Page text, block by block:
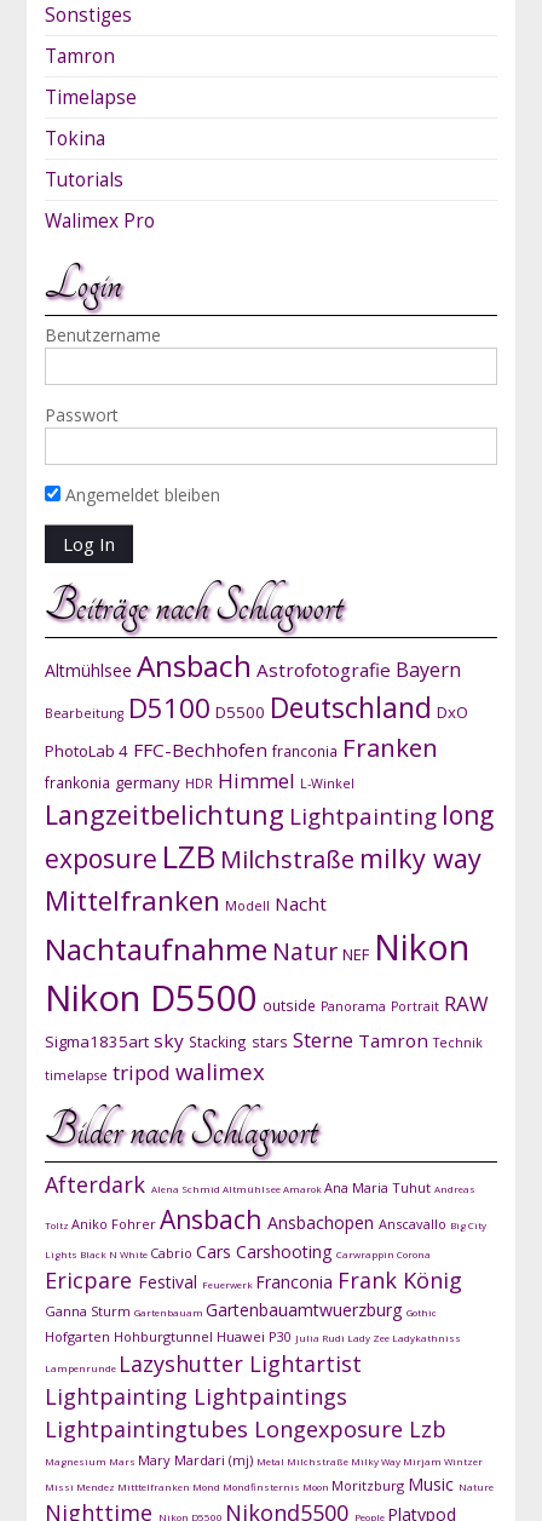
Sonstiges
Tamron
Timelapse
Tokina
Tutorials
Walimex Pro
Login
Benutzername
Passwort
Angemeldet bleiben
Beiträge nach Schlagwort
Altmühlsee Ansbach Astrofotografie Bayern
Bearbeitung D5100 D5500 Deutschland DxO
PhotoLab 4 FFC-Bechhofen franconia Franken
frankonia germany HDR Himmel L-Winkel
Langzeitbelichtung Lightpainting long
exposure LZB Milchstraße milky way
Mittelfranken Modell Nacht
Nachtaufnahme Natur NEF Nikon
Nikon D5500 outside Panorama Portrait RAW
Sigma1835art sky Stacking stars Sterne Tamron Technik
timelapse tripod walimex
Bilder nach Schlagwort
Afterdark Alena Schmid AltmühlseeAmarokAna Maria Tuhut Andreas
Toltz Aniko Fohrer Ansbach Ansbachopen Anscavallo Big City
Lights Black N White Cabrio Cars Carshooting Carwrappin Corona
Ericpare Festival Feuerwerk Franconia Frank König
Ganna Sturm Gartenbauam Gartenbauamtwuerzburg Gothic
Hofgarten Hohburgtunnel Huawei P30 Julia Rudi Lady Zee Ladykathniss
Lampenrunde Lazyshutter Lightartist
Lightpainting Lightpaintings
Lightpaintingtubes Longexposure Lzb
Magnesium Mars Mary Mardari (mj) Metal Milchstraße Milky Way Mirjam Wintzer
Missi Mendez Mitttelfranken Mond Mondfinsternis Moon Moritzburg Music Nature
Nighttime Nikon D5500 Nikond5500 People Platypod